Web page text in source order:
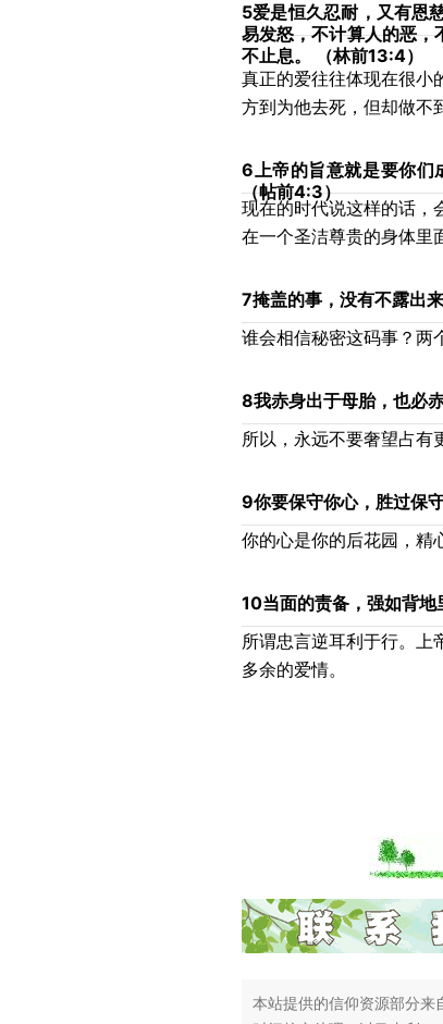
5爱是恒久忍耐，又有恩
易发怒，不计算人的恶，
不止息。
（林前13:4）
真正的爱往往体现在很小
方到为他去死，但却做不
6上帝的旨意就是要你们
（帖前4:3）
现在的时代说这样的话，
在一个圣洁尊贵的身体里
7掩盖的事，没有不露出
谁会相信秘密这码事？两
8我赤身出于母胎，也必
所以，永远不要奢望占有
9你要保守你心，胜过保
你的心是你的后花园，精
10当面的责备，强如背
所谓忠言逆耳利于行。上
多余的爱情。
本站提供的信仰资源部分来